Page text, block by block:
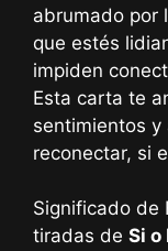
abrumado por
que estés
impiden
Esta carta te
sentimientos y
reconectar, si
Significado de
tiradas de Si o